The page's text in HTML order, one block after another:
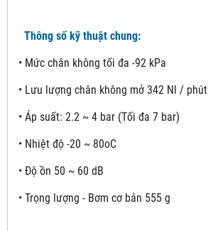
Thông số kỹ thuật chung:
• Mức chân không tối đa -92 kPa
• Lưu lượng chân không mở 342 Nl / phút
• Áp suất: 2.2 ~ 4 bar (Tối đa 7 bar)
• Nhiệt độ -20 ~ 80oC
• Độ ồn 50 ~ 60 dB
• Trọng lượng - Bơm cơ bản 555 g